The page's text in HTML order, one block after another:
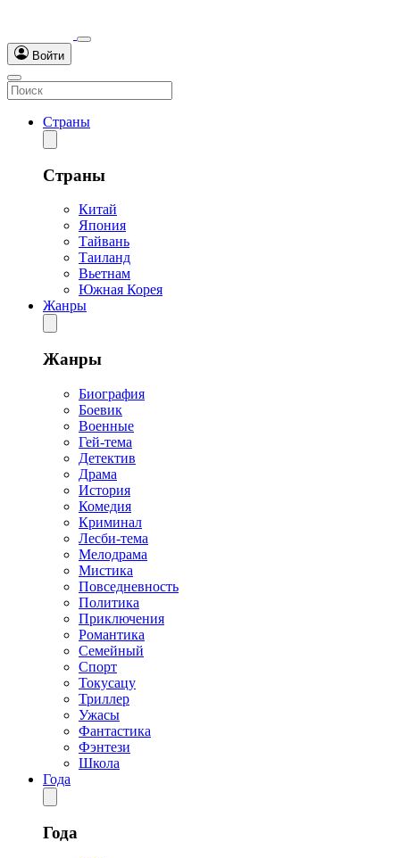
Войти
Страны
Страны
Китай
Япония
Тайвань
Таиланд
Вьетнам
Южная Корея
Жанры
Жанры
Биография
Боевик
Военные
Гей-тема
Детектив
Драма
История
Комедия
Криминал
Лесби-тема
Мелодрама
Мистика
Повседневность
Политика
Приключения
Романтика
Семейный
Спорт
Токусацу
Триллер
Ужасы
Фантастика
Фэнтези
Школа
Года
Года